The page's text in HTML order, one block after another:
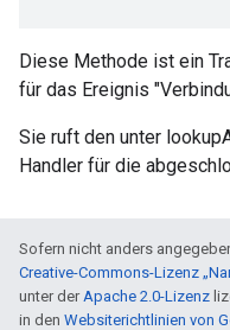
Diese Methode ist ein
für das Ereignis
Sie ruft den unter
Handler für die
Sofern nicht anders
Creative-Commons-Lizenz
unter derApache 2.0-Lizenz
in den Websiterichtlinien von